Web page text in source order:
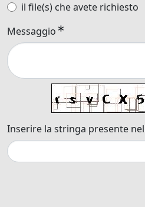
il file(s) che avete richiesto
Messaggio
Inserire la stringa presente